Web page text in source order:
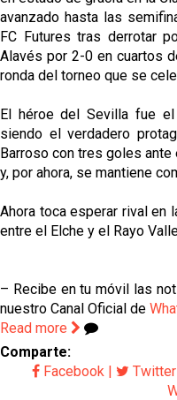
avanzado hasta las
FC Futures tras derrotar
Alavés por 2-0 en cuartos
ronda del torneo que se
El héroe del Sevilla fue el
siendo el verdadero
Barroso con tres goles
y, por ahora, se mantiene
Ahora toca esperar rival en
entre el Elche y el Rayo
– Recibe en tu móvil las
nuestro Canal Oficial de
Read more
Comparte:
Facebook | Twitter